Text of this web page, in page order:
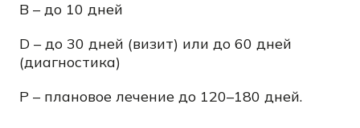
B – до 10 дней
D – до 30 дней (визит) или до 60 дней
(диагностика)
P – плановое лечение до 120–180 дней.